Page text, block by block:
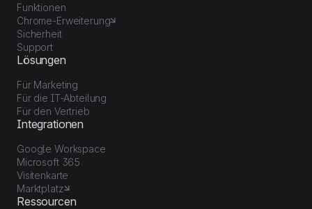
Funktionen
Chrome-Erweiterung
Sicherheit
Support
Lösungen
Für Marketing
Für die IT-Abteilung
Für den Vertrieb
Integrationen
Google Workspace
Microsoft 365
Visitenkarte
Marktplatz
Ressourcen